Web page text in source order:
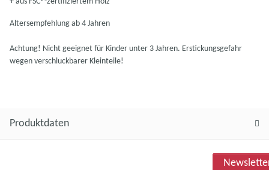
Altersempfehlung ab 4 Jahren
Achtung! Nicht geeignet für Kinder unter 3 Jahren. Erstickungsgefahr
wegen verschluckbarer Kleinteile!
Produktdaten